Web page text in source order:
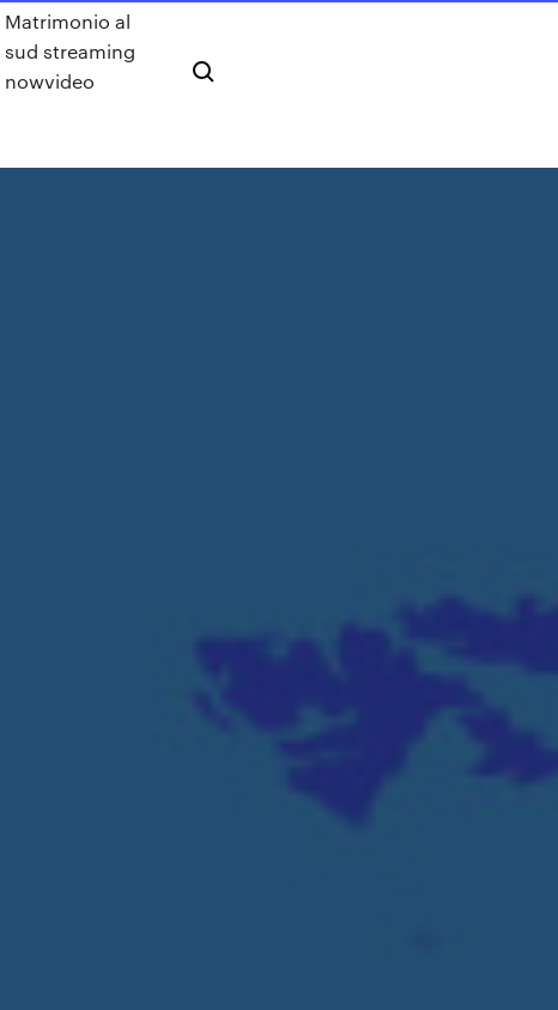
Matrimonio al
sud streaming
nowvideo